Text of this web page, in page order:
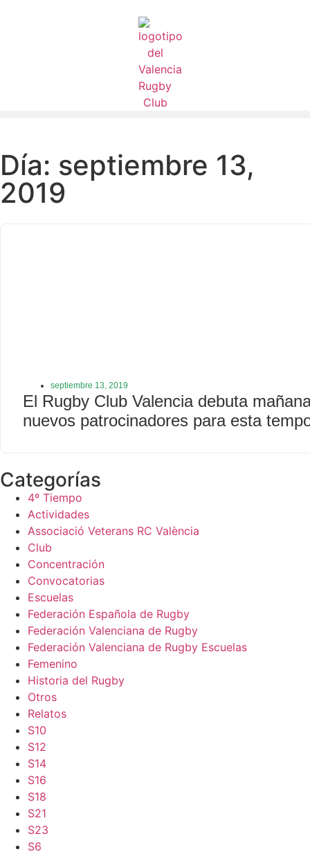
Día: septiembre 13,
2019
septiembre 13, 2019
El Rugby Club Valencia debuta
nuevos patrocinadores para esta
Categorías
4º Tiempo
Actividades
Associació Veterans RC València
Club
Concentración
Convocatorias
Escuelas
Federación Española de Rugby
Federación Valenciana de Rugby
Federación Valenciana de Rugby Escuelas
Femenino
Historia del Rugby
Otros
Relatos
S10
S12
S14
S16
S18
S21
S23
S6